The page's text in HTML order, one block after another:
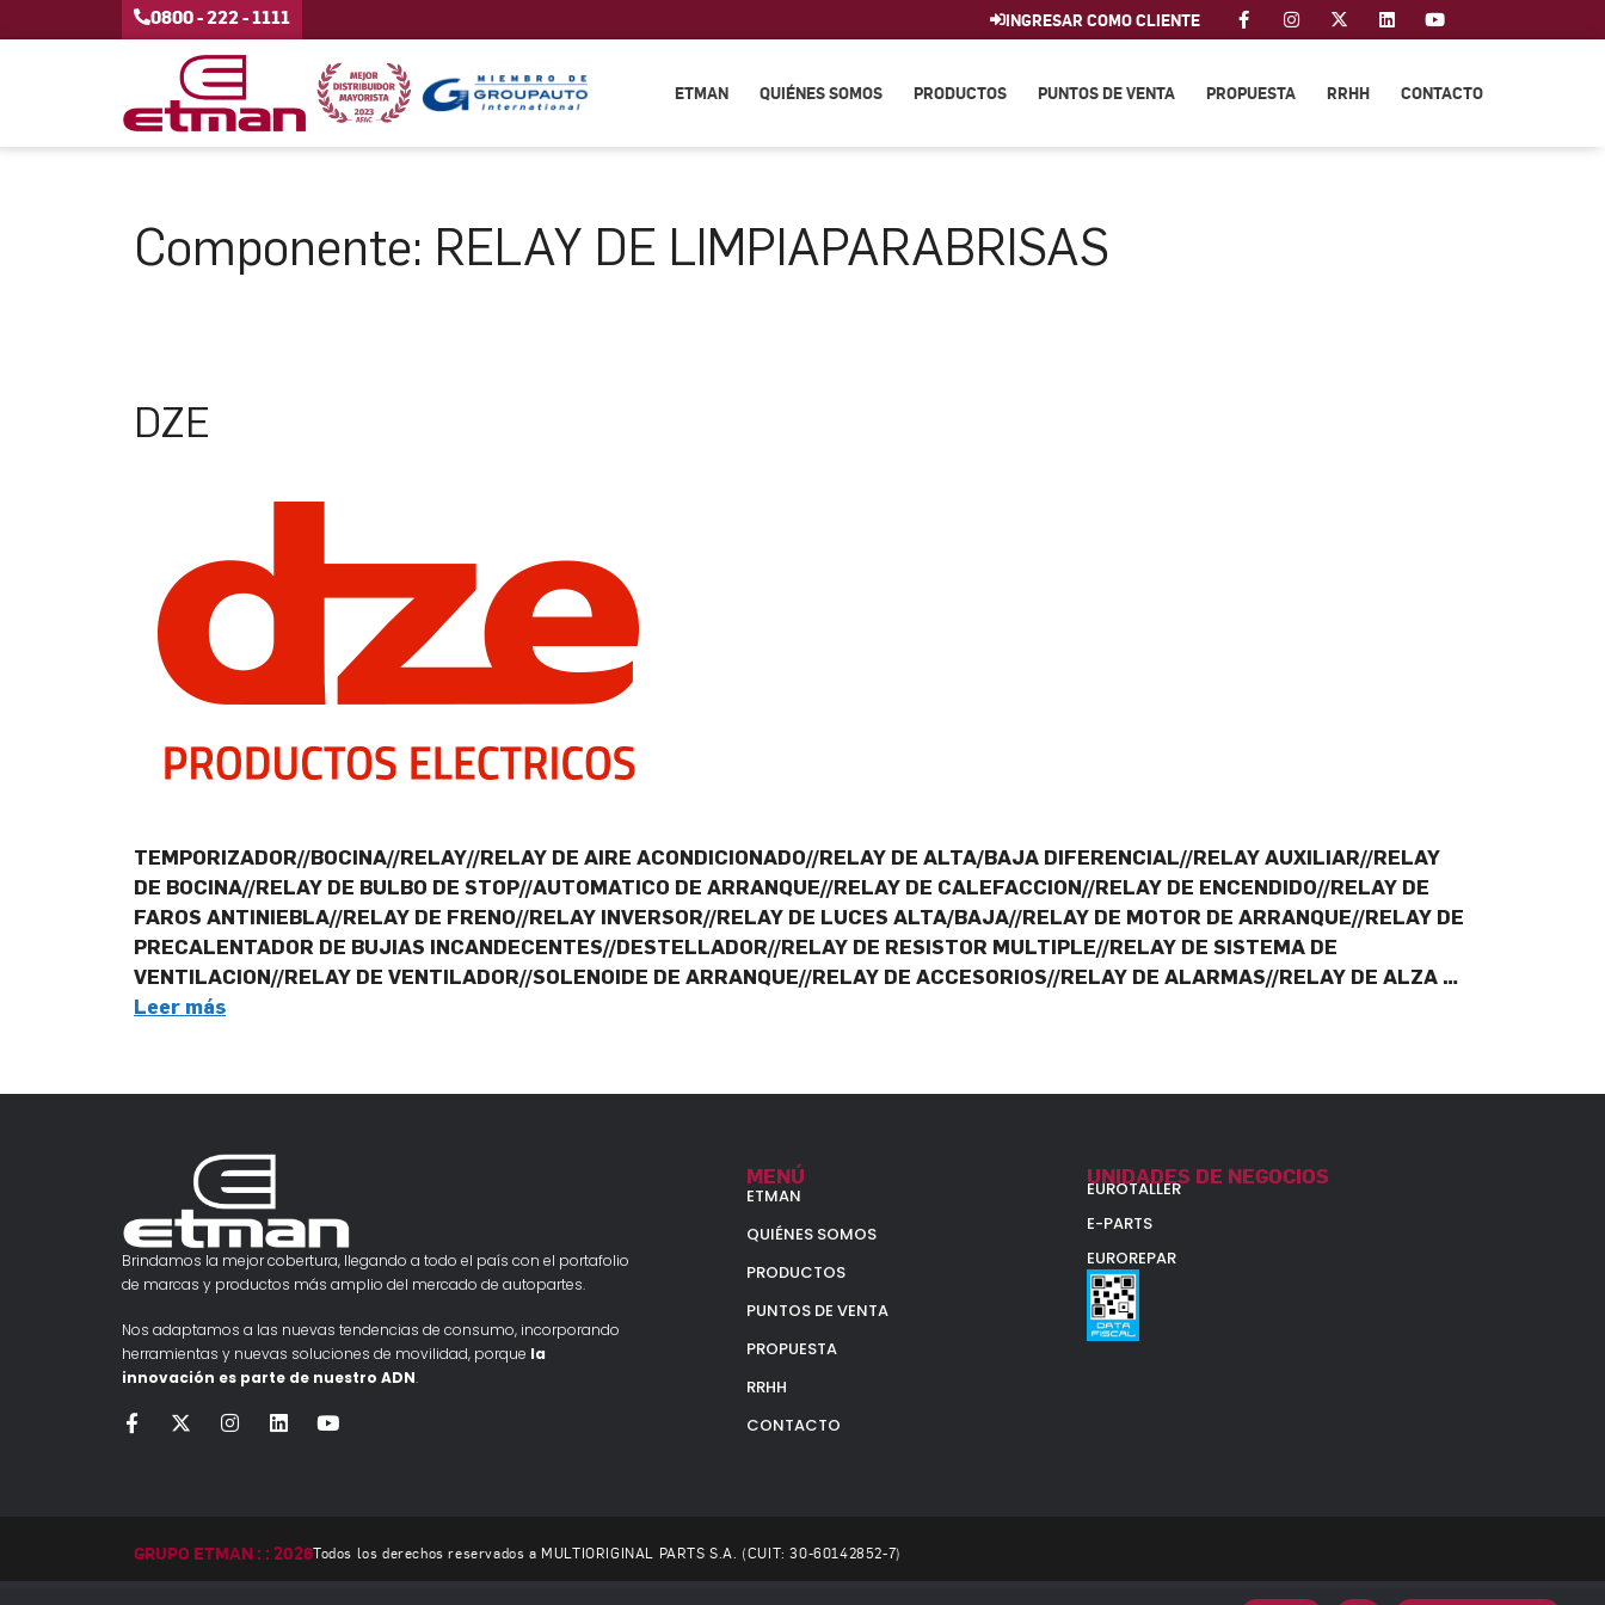
0800 - 222 - 1111 INGRESAR COMO CLIENTE
ETMAN QUIÉNES SOMOS PRODUCTOS PUNTOS DE VENTA PROPUESTA RRHH CONTACTO
Componente: RELAY DE LIMPIAPARABRISAS
DZE
TEMPORIZADOR//BOCINA//RELAY//RELAY DE AIRE ACONDICIONADO//RELAY DE ALTA/BAJA DIFERENCIAL//RELAY AUXILIAR//RELAY
DE BOCINA//RELAY DE BULBO DE STOP//AUTOMATICO DE ARRANQUE//RELAY DE CALEFACCION//RELAY DE ENCENDIDO//RELAY DE
FAROS ANTINIEBLA//RELAY DE FRENO//RELAY INVERSOR//RELAY DE LUCES ALTA/BAJA//RELAY DE MOTOR DE ARRANQUE//RELAY DE
PRECALENTADOR DE BUJIAS INCANDECENTES//DESTELLADOR//RELAY DE RESISTOR MULTIPLE//RELAY DE SISTEMA DE
VENTILACION//RELAY DE VENTILADOR//SOLENOIDE DE ARRANQUE//RELAY DE ACCESORIOS//RELAY DE ALARMAS//RELAY DE ALZA …
Leer más
Brindamos la mejor cobertura, llegando a todo el país con el portafolio
de marcas y productos más amplio del mercado de autopartes.
Nos adaptamos a las nuevas tendencias de consumo, incorporando
herramientas y nuevas soluciones de movilidad, porque la
innovación es parte de nuestro ADN.
MENÚ
ETMAN
QUIÉNES SOMOS
PRODUCTOS
PUNTOS DE VENTA
PROPUESTA
RRHH
CONTACTO
UNIDADES DE NEGOCIOS
EUROTALLER
E-PARTS
EUROREPAR
GRUPO ETMAN : : 2026Todos los derechos reservados a MULTIORIGINAL PARTS S.A. (CUIT: 30-60142852-7)